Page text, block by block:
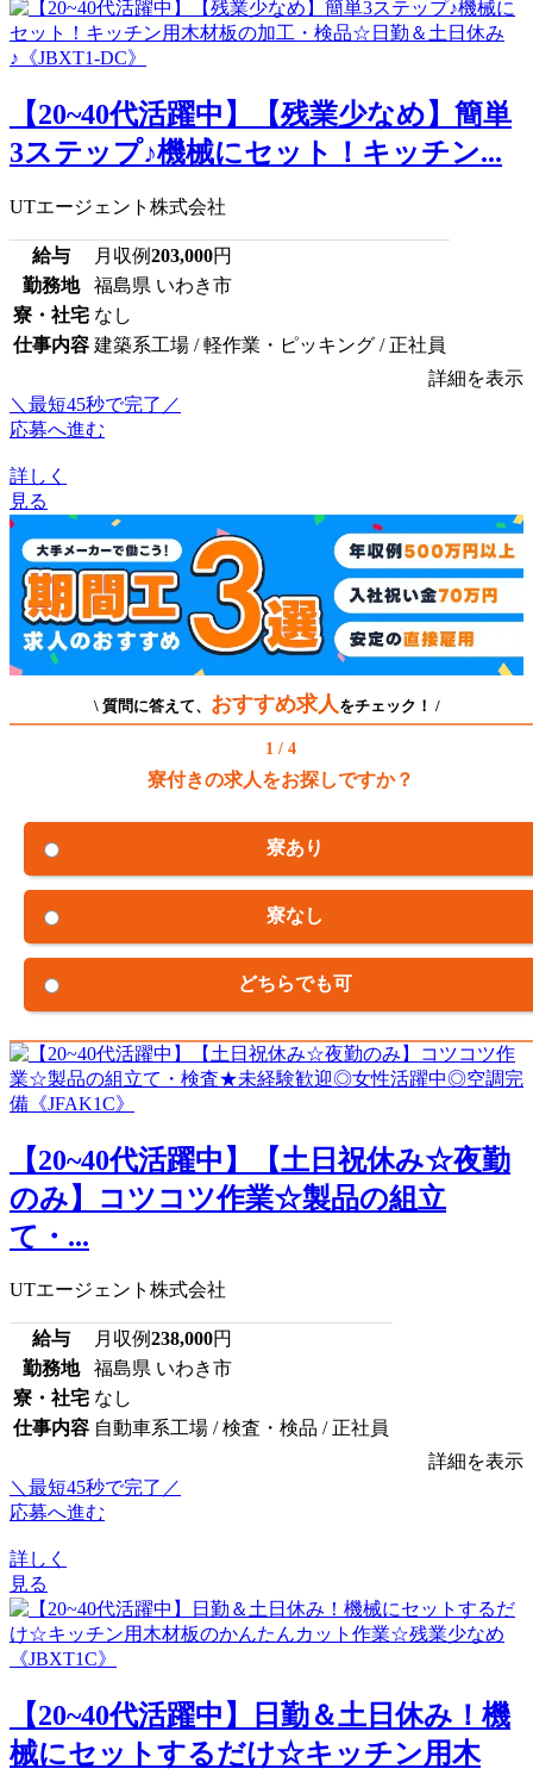
【20~40代活躍中】【残業少なめ】簡単
3ステップ♪機械にセット！キッチン...
UTエージェント株式会社
給与 月収例203,000円
勤務地
福島県 いわき市
寮・社宅 なし
仕事内容 建築系工場 / 軽作業・ピッキング / 正社員
詳細を表示
＼最短45秒で完了／
応募へ進む
詳しく
見る
\ 質問に答えて、 おすすめ求人 をチェック！ /
1 / 4
寮付きの求人をお探しですか？
寮あり
寮なし
どちらでも可
【20~40代活躍中】【土日祝休み☆夜勤
のみ】コツコツ作業☆製品の組立
て・...
UTエージェント株式会社
給与 月収例238,000円
勤務地
福島県 いわき市
寮・社宅 なし
仕事内容 自動車系工場 / 検査・検品 / 正社員
詳細を表示
＼最短45秒で完了／
応募へ進む
詳しく
見る
【20~40代活躍中】日勤＆土日休み！機
械にセットするだけ☆キッチン用木